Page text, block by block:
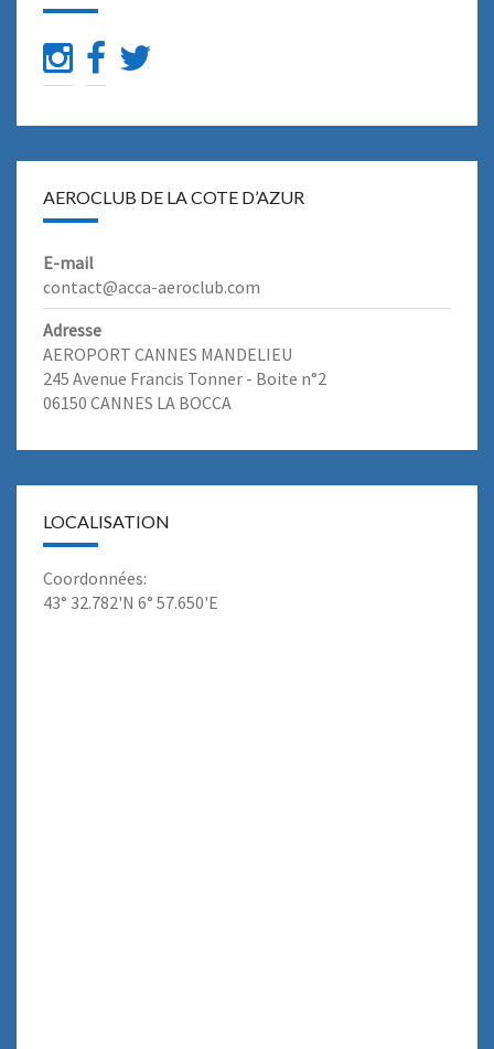
AEROCLUB DE LA COTE D’AZUR
E-mail
contact@acca-aeroclub.com
Adresse
AEROPORT CANNES MANDELIEU
245 Avenue Francis Tonner - Boite n°2
06150 CANNES LA BOCCA
LOCALISATION
Coordonnées:
43° 32.782'N 6° 57.650'E